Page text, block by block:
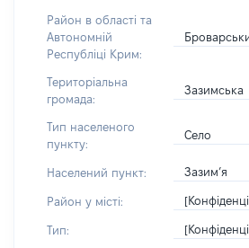
Район в області та
Автономній
Республіці Крим:
Територіальна
громада:
Зазимська
Тип населеного
пункту:
Село
Населений пункт: Зазим’я
Район у місті:
Тип: